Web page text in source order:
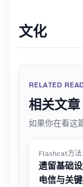
文化
RELATED
相关文章
如果你在看这
Flashcat方法
遗留基础
电信与关